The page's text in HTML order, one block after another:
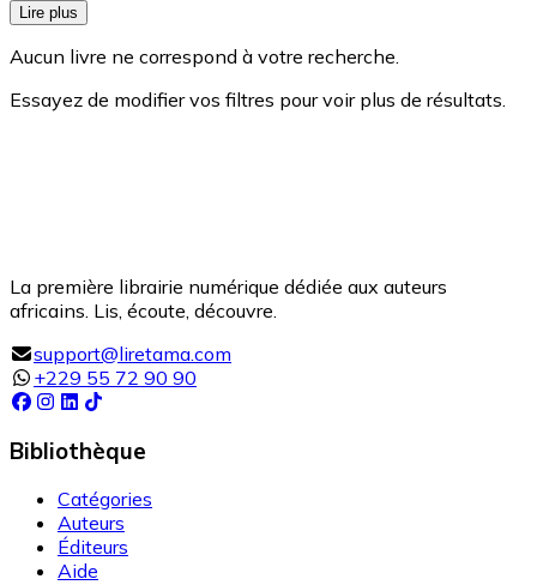
Lire plus
Aucun livre ne correspond à votre recherche.
Essayez de modifier vos filtres pour voir plus de résultats.
La première librairie numérique dédiée aux auteurs
africains. Lis, écoute, découvre.
support@liretama.com
+229 55 72 90 90
Bibliothèque
Catégories
Auteurs
Éditeurs
Aide